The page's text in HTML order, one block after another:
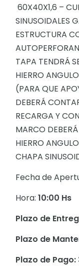
60X40X1,6 –
SINUSOIDALES
ESTRUCTURA
TAPA TENDRÁ
HIERRO
(PARA QUE
DEBERÁ
RECARGA Y
MARCO
HIERRO
CHAPA
Fecha de
Hora: 10:00 Hs
Plazo de
Plazo de
Plazo de